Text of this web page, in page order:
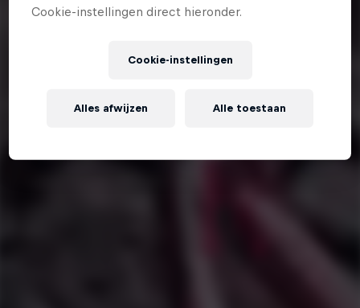
Cookie-instellingen direct hieronder.
Cookie-instellingen
Alles afwijzen Alle toestaan